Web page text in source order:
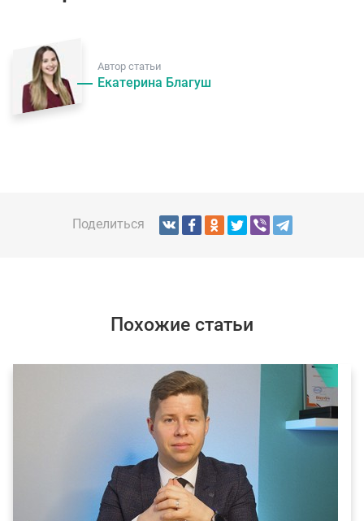
Автор статьи
Екатерина Благуш
Поделиться
Похожие статьи